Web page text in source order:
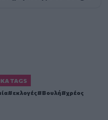
TAGS
εκλογές Βουλή χρέος